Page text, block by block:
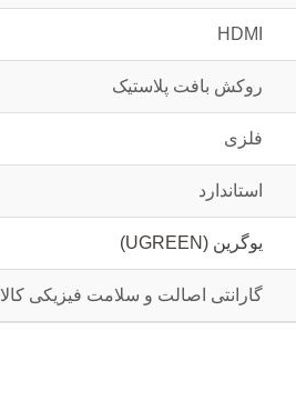
HDMI
روکش بافت پلاستیک
فلزی
استاندارد
یوگرین (UGREEN)
گارانتی اصالت و سلامت فیزیکی کالا